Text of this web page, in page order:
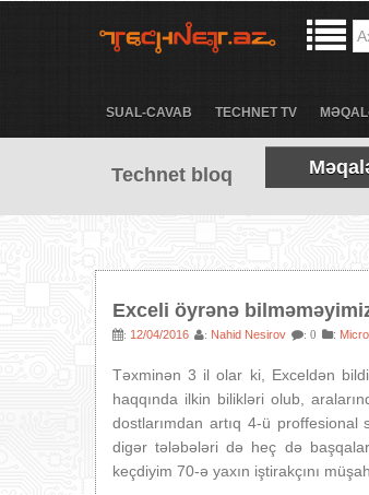
SUAL-CAVAB TECHNET TV
Technet bloq
Exceli öyrənə
: 12/04/2016 : Nahid Nesirov : 0 :
Təxminən 3 il olar ki, Exceldən
haqqında ilkin bilikləri olub,
dostlarımdan artıq 4-ü
digər tələbələri də heç də
keçdiyim 70-ə yaxın iştirakçını